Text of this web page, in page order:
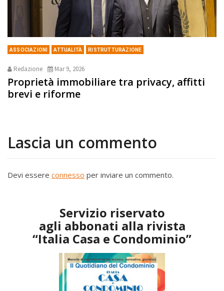
ASSOCIAZIONI ATTUALITÀ RISTRUTTURAZIONE
Redazione Mar 9, 2026
Proprietà immobiliare tra privacy, affitti
brevi e riforme
Lascia un commento
Devi essere connesso per inviare un commento.
Servizio riservato
agli abbonati alla rivista
“Italia Casa e Condominio”